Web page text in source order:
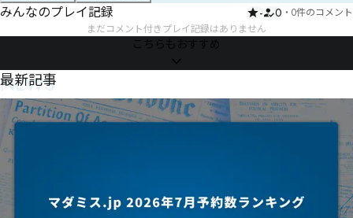
みんなのプレイ記録 - 0 ・ 0件のコメント
まだコメント付きプレイ記録はありません
こちらもおすすめ
NEWS
最新記事